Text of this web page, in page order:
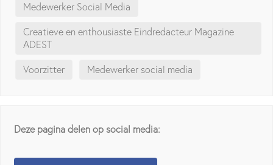
Medewerker Social Media
Creatieve en enthousiaste Eindredacteur Magazine
ADEST
Voorzitter Medewerker social media
Deze pagina delen op social media: